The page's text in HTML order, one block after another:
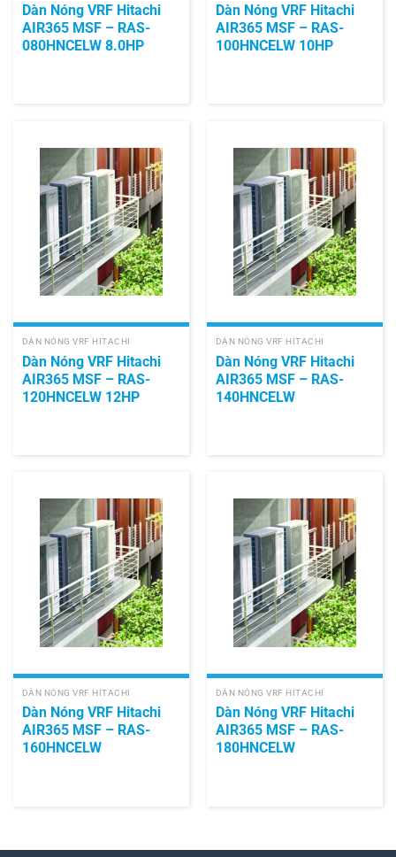
Dàn Nóng VRF Hitachi
AIR365 MSF – RAS-
080HNCELW 8.0HP
Dàn Nóng VRF Hitachi
AIR365 MSF – RAS-
100HNCELW 10HP
DÀN NÓNG VRF HITACHI
Dàn Nóng VRF Hitachi
AIR365 MSF – RAS-
120HNCELW 12HP
DÀN NÓNG VRF HITACHI
Dàn Nóng VRF Hitachi
AIR365 MSF – RAS-
140HNCELW
DÀN NÓNG VRF HITACHI
Dàn Nóng VRF Hitachi
AIR365 MSF – RAS-
160HNCELW
DÀN NÓNG VRF HITACHI
Dàn Nóng VRF Hitachi
AIR365 MSF – RAS-
180HNCELW